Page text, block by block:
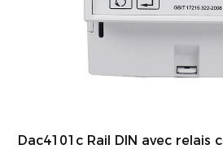
Dac4101c Rail DIN avec